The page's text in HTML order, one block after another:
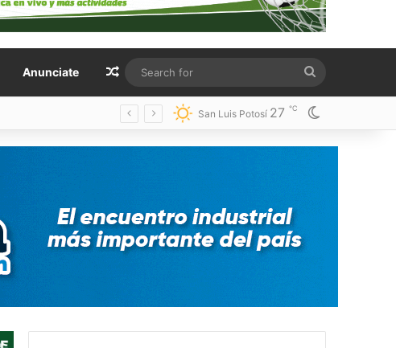
Anunciate Random Article
for
San Luis Potosí 27 ℃